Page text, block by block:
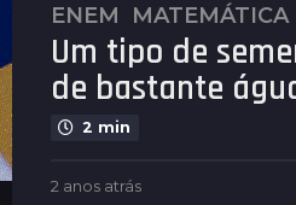
2
a
o
s
t
ENEM ,MATEMÁTICA
Um tipo de
de bastante
2 min
b
2 anos atrás